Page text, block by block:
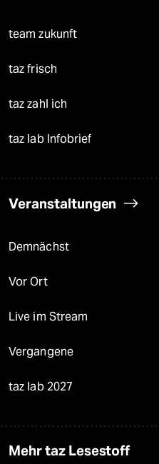
team zukunft
taz frisch
taz zahl ich
taz lab Infobrief
Veranstaltungen
Demnächst
Vor Ort
Live im Stream
Vergangene
taz lab 2027
Mehr taz Lesestoff